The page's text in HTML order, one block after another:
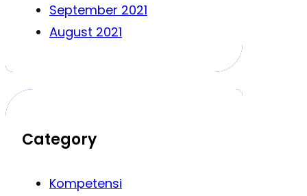
September 2021
August 2021
Category
Kompetensi